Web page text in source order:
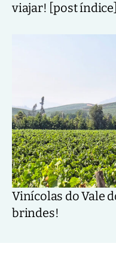
viajar! [post índice]
Vinícolas do Vale
brindes!